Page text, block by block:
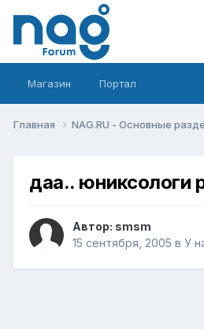
Магазин Портал
Главная NAG.RU - Основные
даа.. юниксологи
Автор: smsm
15 сентября, 2005 в У